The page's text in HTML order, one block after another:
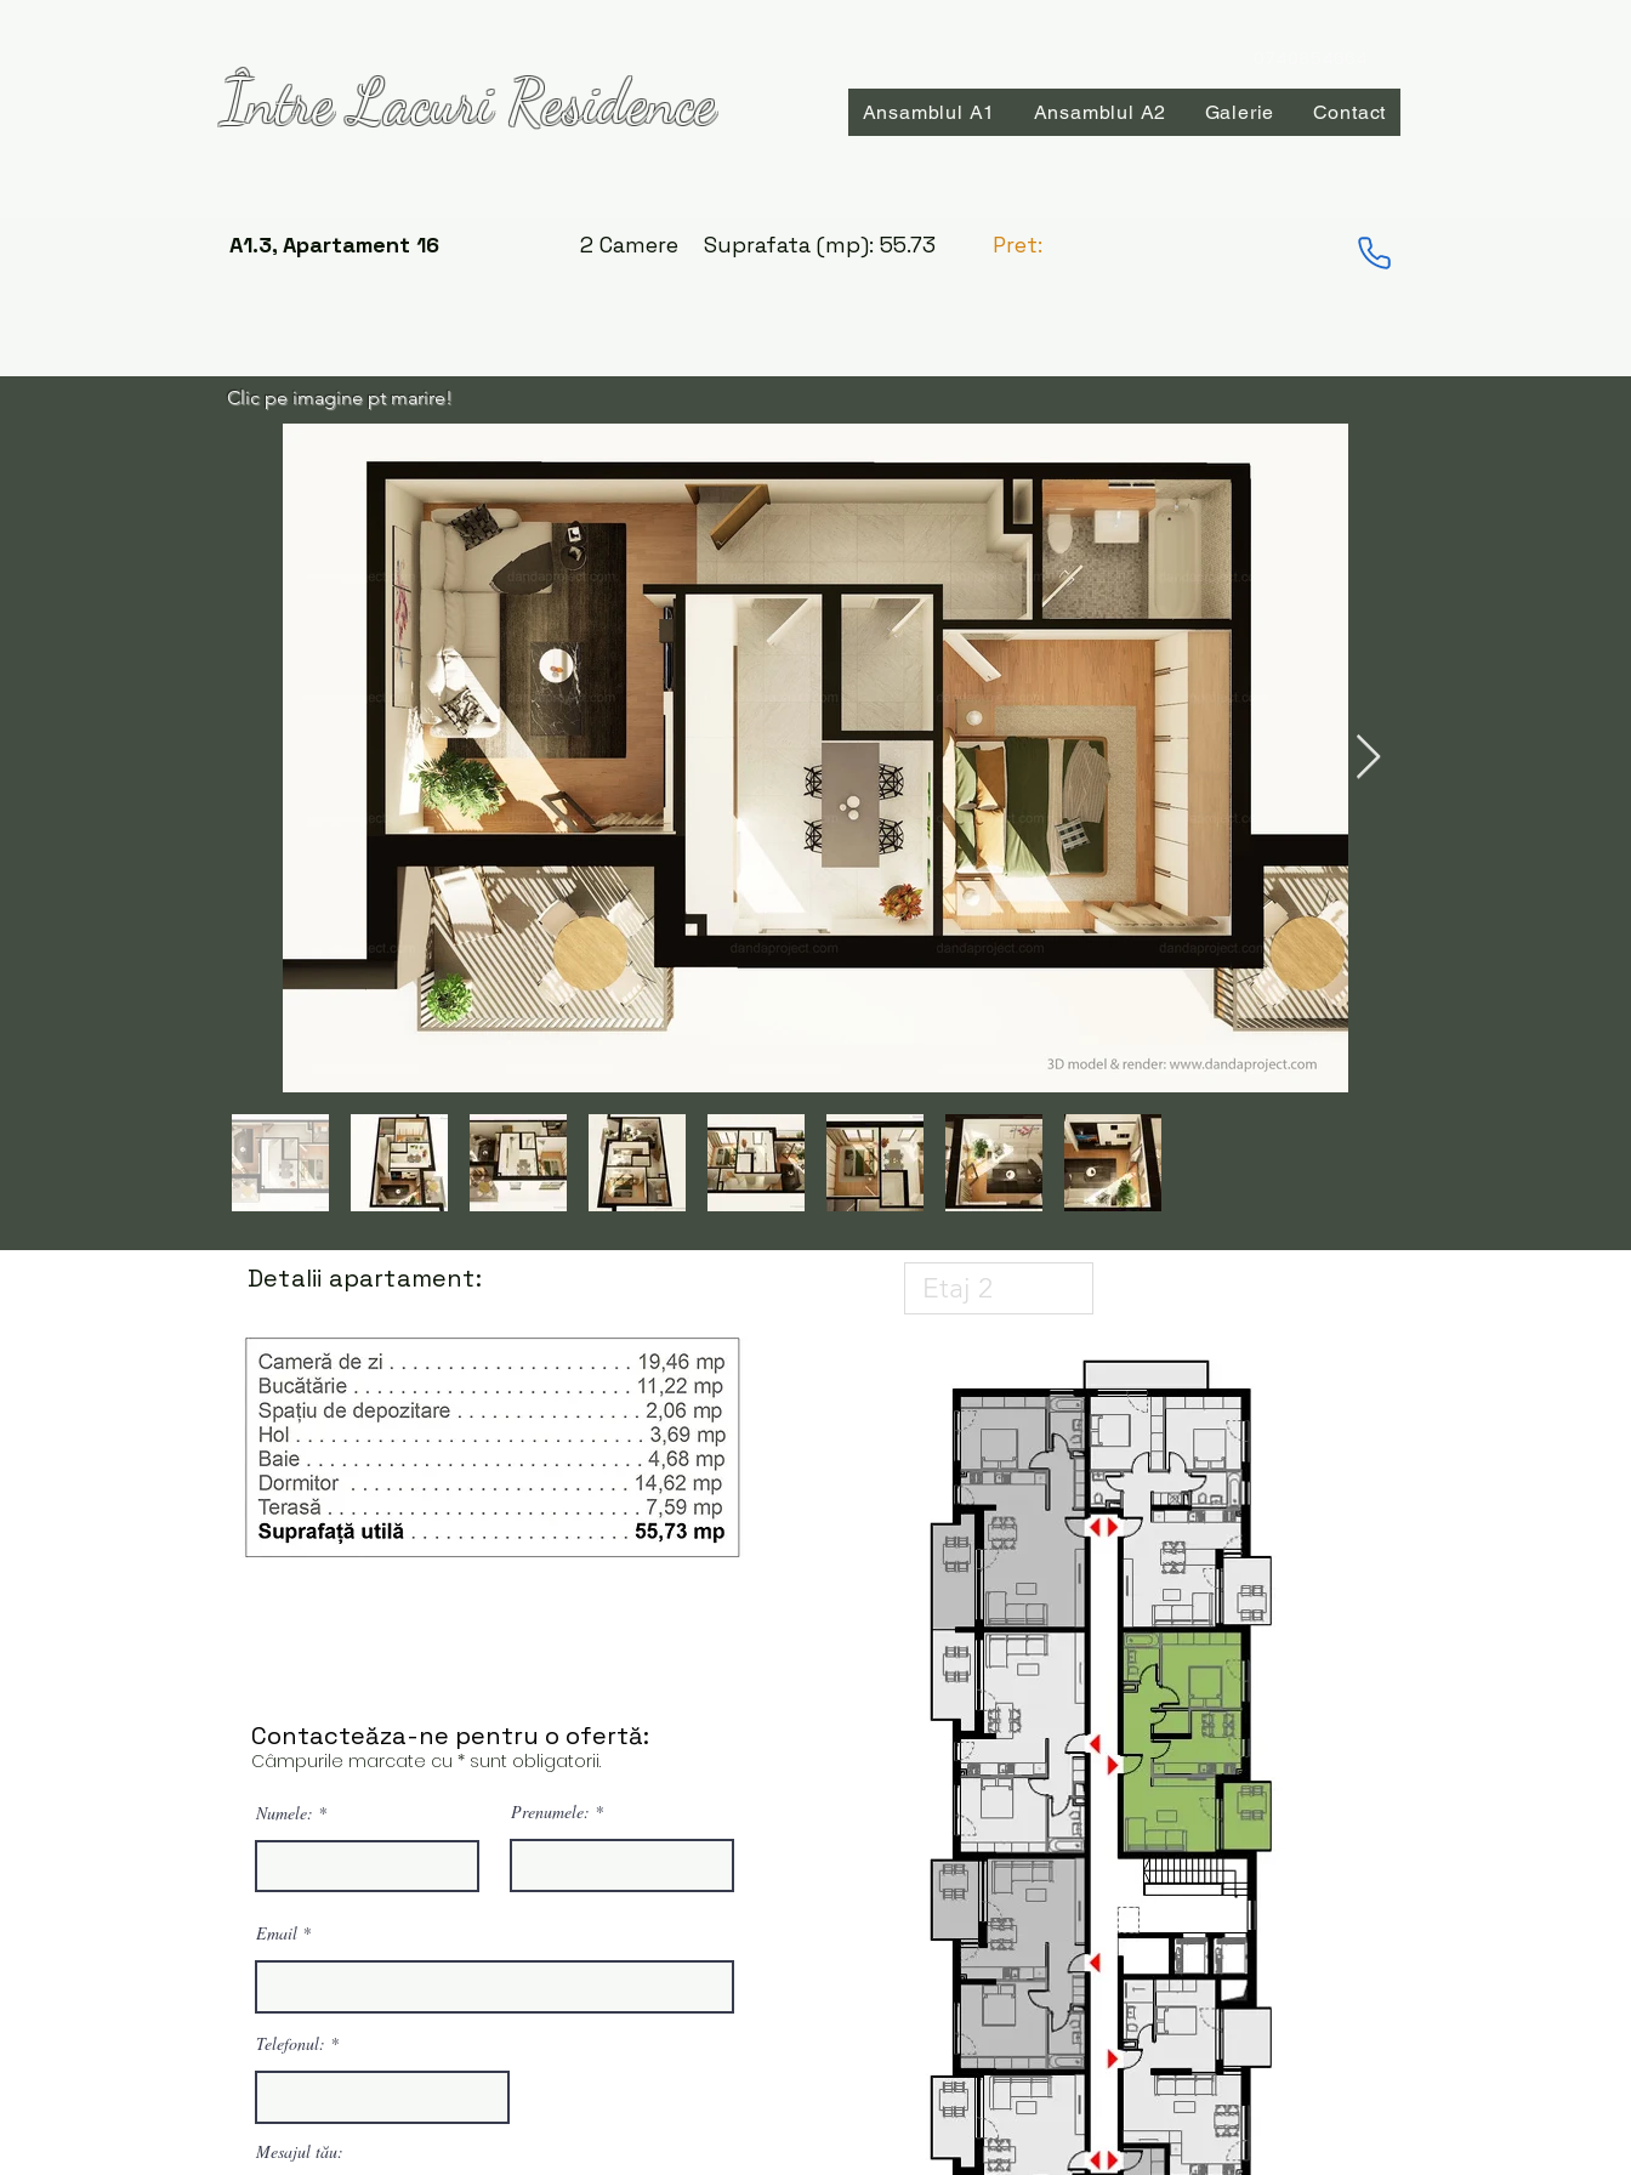
Între Lacuri Residence Ansamblul A1 Ansamblul A2 Galerie Contact
A1.3, Apartament 16 2 Camere Suprafata (mp): 55.73 Pret:
Clic pe imagine pt marire!
Detalii apartament:
Contacteăza-ne pentru o ofertă:
Câmpurile marcate cu * sunt obligatorii.
Numele: Prenumele:
Email
Telefonul:
Mesajul tău: